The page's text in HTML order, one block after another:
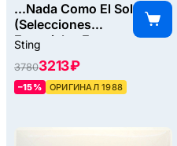
...Nada Como El Sol
(Selecciones
Especiales En
Espanol Y
Portugues), 1988
Sting
37803213 ₽
–15% ОРИГИНАЛ 1988